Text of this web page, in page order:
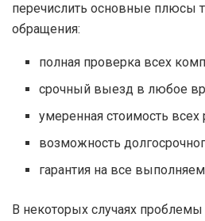
перечислить основные плюсы
обращения:
полная проверка всех
срочный выезд в любое
умеренная стоимость всех
возможность
гарантия на все
В некоторых случаях